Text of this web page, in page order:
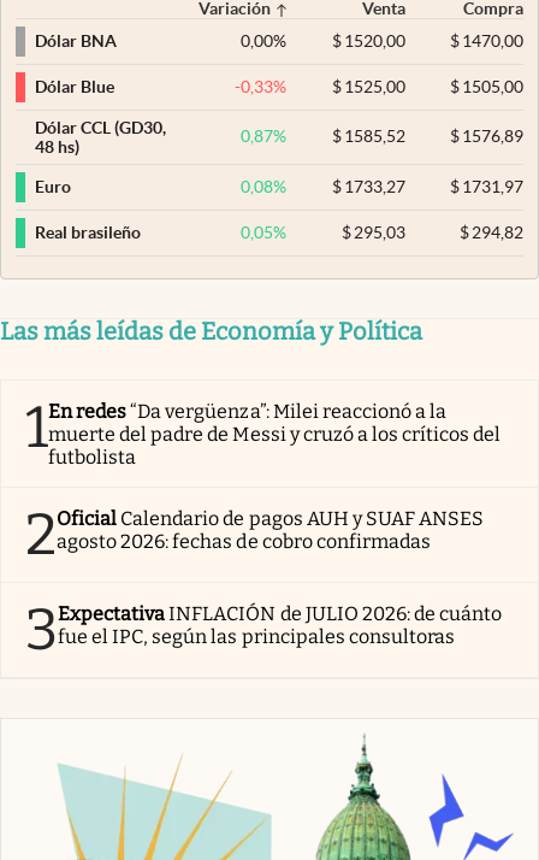
Variación Venta
Compra
Dólar BNA
0,00% $ 1520,00 $1470,00
Dólar Blue -0,33% $ 1525,00 $1505,00
Dólar CCL (GD30,
48 hs)
0,87% $ 1585,52 $1576,89
Euro 0,08% $ 1733,27 $1731,97
Real brasileño 0,05% $ 295,03 $294,82
Las más leídas de Economía y Política
1En redes“Da vergüenza”: Milei reaccionó a la
muerte del padre de Messi y cruzó a los críticos del
futbolista
2Oficial Calendario de pagos AUH y SUAF ANSES
agosto 2026: fechas de cobro confirmadas
3ExpectativaINFLACIÓN de JULIO 2026: de cuánto
fue el IPC, según las principales consultoras